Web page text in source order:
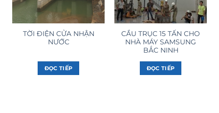
TỜI ĐIỆN CỬA NHẬN
NƯỚC
ĐỌC TIẾP
CẦU TRỤC 15 TẤN CHO
NHÀ MÁY SAMSUNG
BẮC NINH
ĐỌC TIẾP